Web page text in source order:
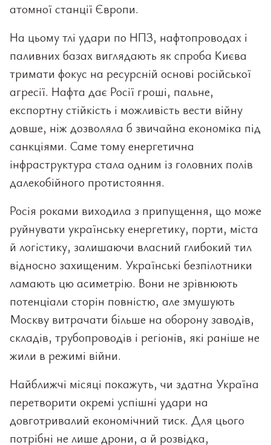
атомної станції Європи.
На цьому тлі удари по НПЗ, нафтопроводах і
паливних базах виглядають як спроба Києва
тримати фокус на ресурсній основі російської
агресії. Нафта дає Росії гроші, пальне,
експортну стійкість і можливість вести війну
довше, ніж дозволяла б звичайна економіка під
санкціями. Саме тому енергетична
інфраструктура стала одним із головних полів
далекобійного протистояння.
Росія роками виходила з припущення, що може
руйнувати українську енергетику, порти, міста
й логістику, залишаючи власний глибокий тил
відносно захищеним. Українські безпілотники
ламають цю асиметрію. Вони не зрівнюють
потенціали сторін повністю, але змушують
Москву витрачати більше на оборону заводів,
складів, трубопроводів і регіонів, які раніше не
жили в режимі війни.
Найближчі місяці покажуть, чи здатна Україна
перетворити окремі успішні удари на
довготривалий економічний тиск. Для цього
потрібні не лише дрони, а й розвідка,